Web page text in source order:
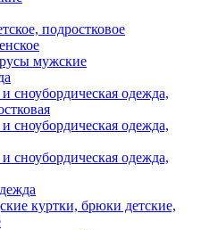
подростковое
мужские
сноубордическая одежда,
сноубордическая одежда,
сноубордическая одежда,
куртки, брюки детские,